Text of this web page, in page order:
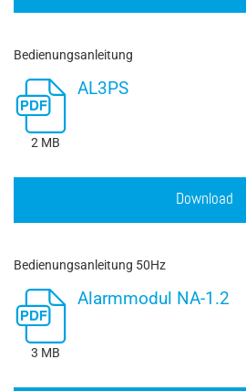
Bedienungsanleitung
2 MB
AL3PS
Download
Bedienungsanleitung 50Hz
3 MB
Alarmmodul NA-1.2